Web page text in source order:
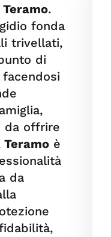
.
fonda
trivellati,
di
da offrire
è
da